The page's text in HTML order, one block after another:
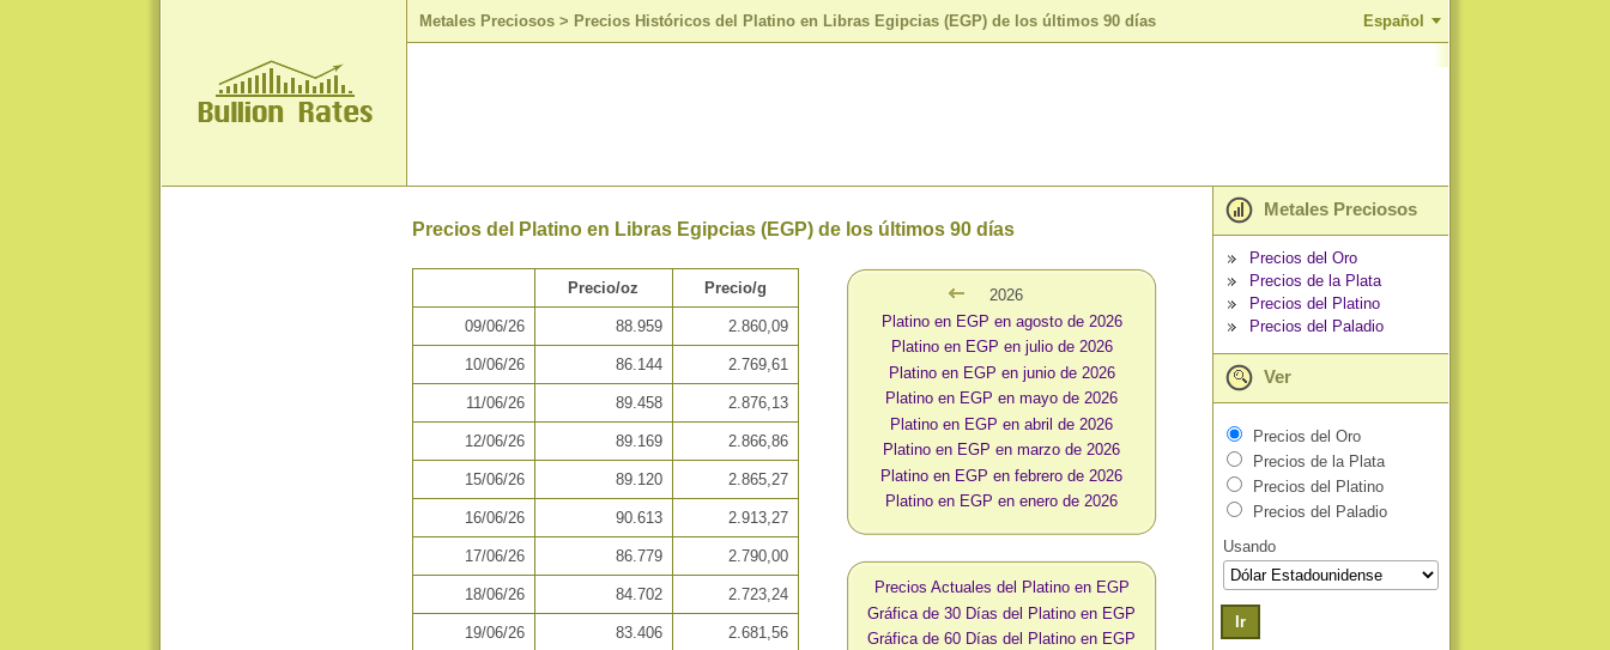
Metales Preciosos > Precios Históricos del Platino en Libras Egipcias (EGP) de los últimos 90 días Español
Precios del Platino en Libras Egipcias (EGP) de los últimos 90 días
Precio/oz Precio/g
09/06/26 88.959 2.860,09
10/06/26 86.144 2.769,61
11/06/26 89.458 2.876,13
12/06/26 89.169 2.866,86
15/06/26 89.120 2.865,27
16/06/26 90.613 2.913,27
17/06/26 86.779 2.790,00
18/06/26 84.702 2.723,24
19/06/26 83.406 2.681,56
2026
Platino en EGP en agosto de 2026
Platino en EGP en julio de 2026
Platino en EGP en junio de 2026
Platino en EGP en mayo de 2026
Platino en EGP en abril de 2026
Platino en EGP en marzo de 2026
Platino en EGP en febrero de 2026
Platino en EGP en enero de 2026
Precios Actuales del Platino en EGP
Gráfica de 30 Días del Platino en EGP
Gráfica de 60 Días del Platino en EGP
Metales Preciosos
Precios del Oro
Precios de la Plata
Precios del Platino
Precios del Paladio
Ver
Precios del Oro
Precios de la Plata
Precios del Platino
Precios del Paladio
Usando
Ir